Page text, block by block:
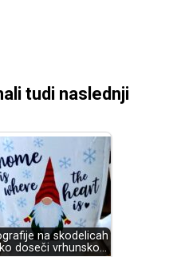
tudi naslednji
na skodelicah
doseči vrhunsko…